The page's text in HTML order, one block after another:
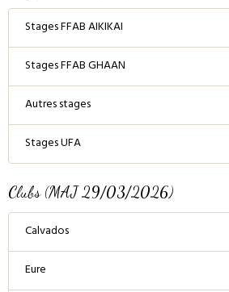
Stages FFAB AIKIKAI
Stages FFAB GHAAN
Autres stages
Stages UFA
Clubs (MAJ 29/03/2026)
Calvados
Eure